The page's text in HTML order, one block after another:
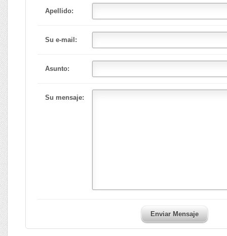
Apellido:
Su e-mail:
Asunto:
Su mensaje:
Enviar Mensaje